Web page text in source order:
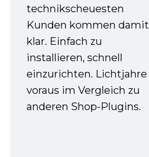
technikscheuesten
Kunden kommen damit
klar. Einfach zu
installieren, schnell
einzurichten. Lichtjahre
voraus im Vergleich zu
anderen Shop-Plugins.